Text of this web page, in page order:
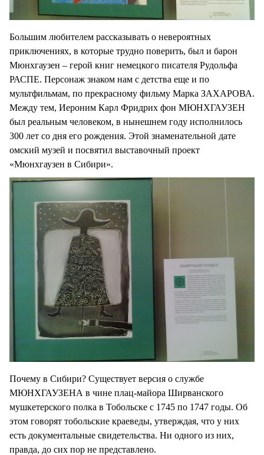
Большим любителем рассказывать о невероятных
приключениях, в которые трудно поверить, был и барон
Мюнхгаузен – герой книг немецкого писателя Рудольфа
РАСПЕ. Персонаж знаком нам с детства еще и по
мультфильмам, по прекрасному фильму Марка ЗАХАРОВА.
Между тем, Иероним Карл Фридрих фон МЮНХГАУЗЕН
был реальным человеком, в нынешнем году исполнилось
300 лет со дня его рождения. Этой знаменательной дате
омский музей и посвятил выставочный проект
«Мюнхгаузен в Сибири».
Почему в Сибири? Существует версия о службе
МЮНХГАУЗЕНА в чине плац-майора Ширванского
мушкетерского полка в Тобольске с 1745 по 1747 годы. Об
этом говорят тобольские краеведы, утверждая, что у них
есть документальные свидетельства. Ни одного из них,
правда, до сих пор не представлено.